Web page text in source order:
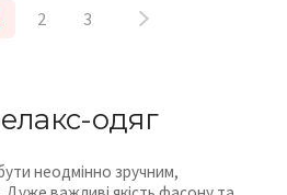
2 3
одяг
неодмінно зручним,